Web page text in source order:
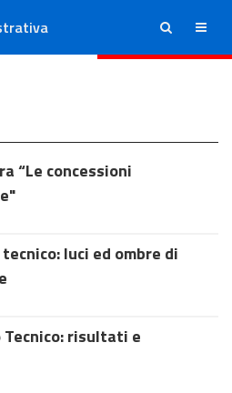
ricerca menu
“Le concessioni
luci ed ombre di
risultati e